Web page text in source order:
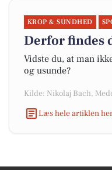
KROP & SUNDHED
Derfor findes
Vidste du, at man
og usunde?
Kilde: Nikolaj Bach,
Læs hele artiklen